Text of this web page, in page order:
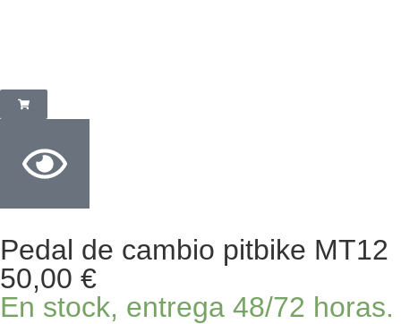
Pedal de cambio pitbike MT12
50,00 €
En stock, entrega 48/72 horas.